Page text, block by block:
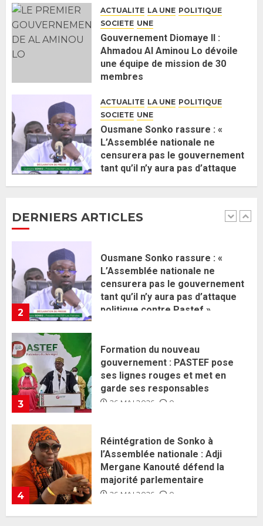
ACTUALITE LA UNE POLITIQUE
SOCIETE UNE
Gouvernement Diomaye II :
Ahmadou Al Aminou Lo dévoile
une équipe de mission de 30
membres
ACTUALITE LA UNE POLITIQUE
SOCIETE UNE
Ousmane Sonko rassure : «
L’Assemblée nationale ne
censurera pas le gouvernement
tant qu’il n’y aura pas d’attaque
DERNIERS ARTICLES
5
J’espère me tromper »
26 MAI 2026
1
Gouvernement Diomaye II :
une équipe de mission de 30
membres
2 JUIN 2026 0
2
Ousmane Sonko rassure : «
politique contre Pastef »
3
Formation du nouveau
gouvernement : PASTEF pose
ses lignes rouges et met en
garde ses responsables
26 MAI 2026 0
4
Réintégration de Sonko à
l’Assemblée nationale : Adji
Mergane Kanouté défend la
majorité parlementaire
26 MAI 2026 0
5
Guy Marius Sagna inquiet après la
nomination d’Al Aminou Lo : «
J’espère me tromper »
26 MAI 2026 0